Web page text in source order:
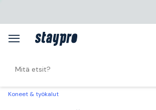
Koneet & työkalut